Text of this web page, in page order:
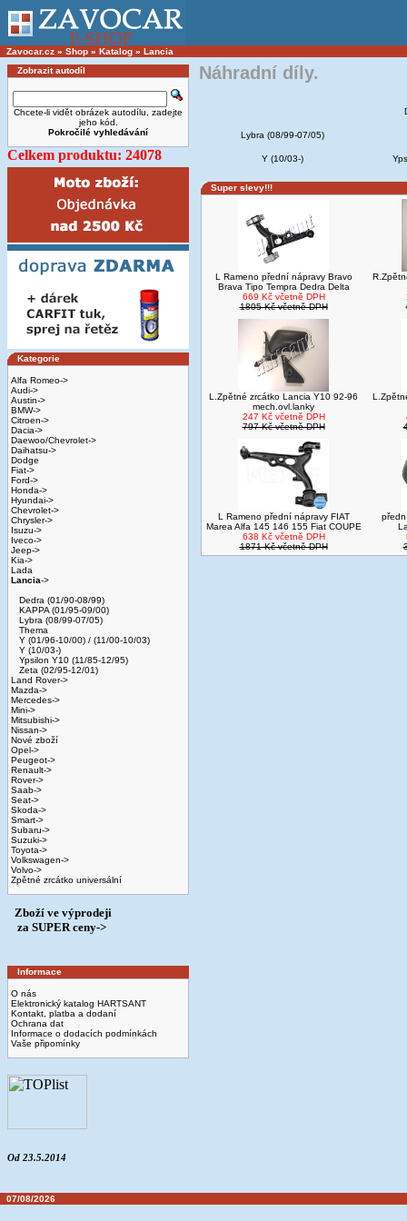
Zavocar.cz » Shop » Katalog » Lancia
Zobrazit autodíl
Chcete-li vidět obrázek autodílu, zadejte
jeho kód.
Pokročilé vyhledávání
Celkem produktu: 24078
Kategorie
Alfa Romeo->
Audi->
Austin->
BMW->
Citroen->
Dacia->
Daewoo/Chevrolet->
Daihatsu->
Dodge
Fiat->
Ford->
Honda->
Hyundai->
Chevrolet->
Chrysler->
Isuzu->
Iveco->
Jeep->
Kia->
Lada
Lancia->
Dedra (01/90-08/99)
KAPPA (01/95-09/00)
Lybra (08/99-07/05)
Thema
Y (01/96-10/00) / (11/00-10/03)
Y (10/03-)
Ypsilon Y10 (11/85-12/95)
Zeta (02/95-12/01)
Land Rover->
Mazda->
Mercedes->
Mini->
Mitsubishi->
Nissan->
Nové zboží
Opel->
Peugeot->
Renault->
Rover->
Saab->
Seat->
Skoda->
Smart->
Subaru->
Suzuki->
Toyota->
Volkswagen->
Volvo->
Zpětné zrcátko universální
Zboží ve výprodeji
­ za SUPER ceny->
Informace
O nás
Elektronický katalog HARTSANT
Kontakt, platba a dodaní
Ochrana dat
Informace o dodacích podmínkách
Vaše připomínky
Od 23.5.2014
Náhradní díly.
Lybra (08/99-07/05)
Y (10/03-)
Super slevy!!!
L Rameno přední nápravy Bravo
Brava Tipo Tempra Dedra Delta
669 Kč včetně DPH
1805 Kč včetně DPH
L.Zpětné zrcátko Lancia Y10 92-96
mech.ovl.lanky
247 Kč včetně DPH
797 Kč včetně DPH
L Rameno přední nápravy FIAT
Marea Alfa 145 146 155 Fiat COUPE
638 Kč včetně DPH
1871 Kč včetně DPH
07/08/2026